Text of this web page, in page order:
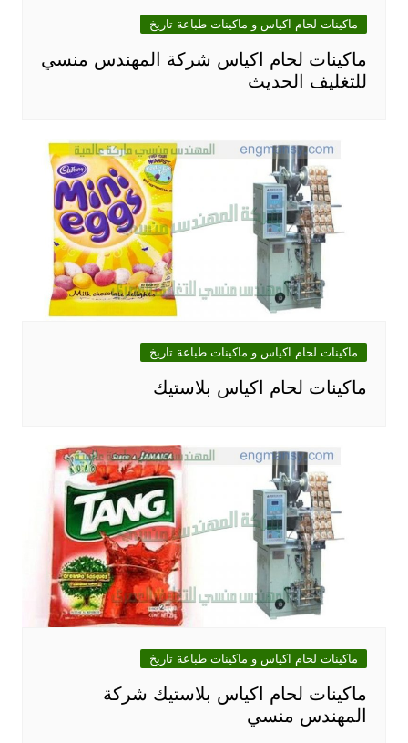
ماكينات لحام اكياس و ماكينات طباعة تاريخ
ماكينات لحام اكياس شركة المهندس منسي
للتغليف الحديث
ماكينات لحام اكياس و ماكينات طباعة تاريخ
ماكينات لحام اكياس بلاستيك‎
ماكينات لحام اكياس و ماكينات طباعة تاريخ
ماكينات لحام اكياس بلاستيك شركة
المهندس منسي